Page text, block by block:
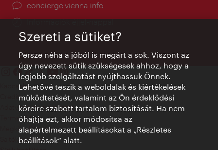
concierge.vienna.info
Információk éjjel-nappal
Kapcsolat
Credits
Adatvédelmi nyilatkozat
Terms of Use
Megközelíthetőség
Sajtókapcsolat
Szereti a sütiket?
Persze néha a jóból is megárt a sok. Viszont az
úgy nevezett sütik szükségesek ahhoz, hogy a
legjobb szolgáltatást nyújthassuk Önnek.
Lehetővé teszik a weboldalak és kiértékelések
működtetését, valamint az Ön érdeklődési
köreire szabott tartalom biztosítását. Ha nem
óhajtja ezt, akkor módosítsa az
alapértelmezett beállításokat a „Részletes
beállítások“ alatt.